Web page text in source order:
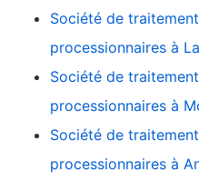
Société de
processionnaires à
Société de
processionnaires à
Société de
processionnaires à